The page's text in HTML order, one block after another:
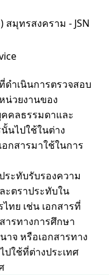
สมุทรสงคราม - JSN
ดำเนินการตรวจสอบ
น่วยงานของ
คลธรรมดาและ
นไปใช้ในต่าง
กสารมาใช้ในการ
ระทับรับรองความ
ะตราประทับใน
ทย เช่น เอกสารที่
ารทางการศึกษา
จ หรือเอกสารทาง
ปใช้ที่ต่างประเทศ